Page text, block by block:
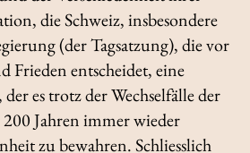
die Schweiz, insbesondere
(der Tagsatzung), die vor
Frieden entscheidet, eine
es trotz der Wechselfälle der
200 Jahren immer wieder
zu bewahren. Schliesslich